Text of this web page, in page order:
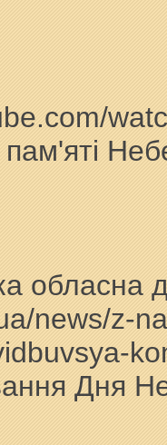
обласна
news/z-
Дня